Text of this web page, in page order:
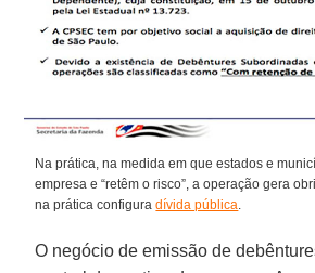
Na prática, na medida em que estados e
empresa e “retêm o risco”, a operação gera
na prática configuradívida pública.
O negócio de emissão de